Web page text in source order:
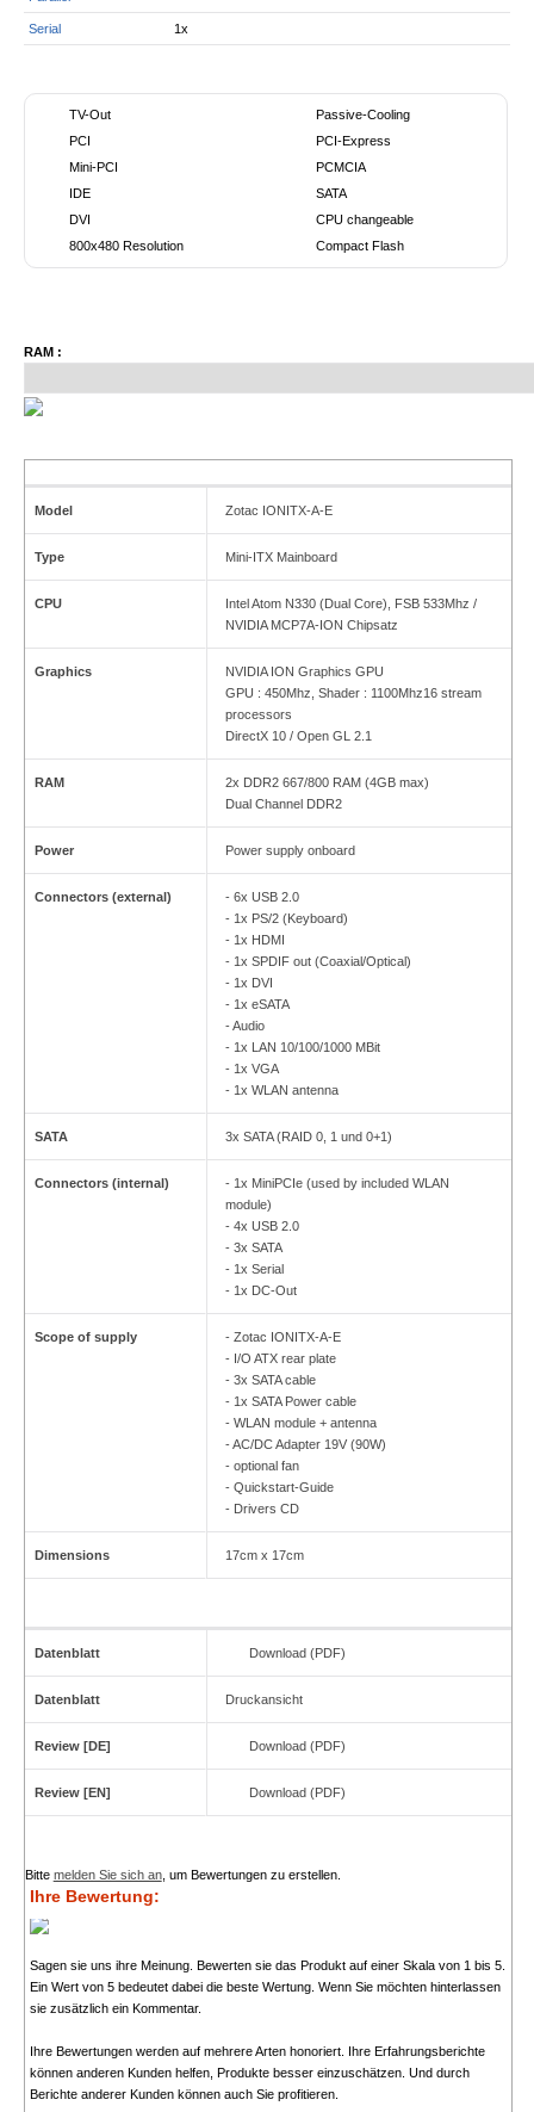
Serial 1x
TV-Out
PCI
Mini-PCI
IDE
DVI
800x480 Resolution
Passive-Cooling
PCI-Express
PCMCIA
SATA
CPU changeable
Compact Flash
RAM :
Model Zotac IONITX-A-E
Type Mini-ITX Mainboard
CPU
Intel Atom N330 (Dual Core), FSB 533Mhz /
NVIDIA MCP7A-ION Chipsatz
Graphics
NVIDIA ION Graphics GPU
GPU : 450Mhz, Shader : 1100Mhz16 stream
processors
DirectX 10 / Open GL 2.1
RAM
2x DDR2 667/800 RAM (4GB max)
Dual Channel DDR2
Power Power supply onboard
Connectors (external)
- 6x USB 2.0
- 1x PS/2 (Keyboard)
- 1x HDMI
- 1x SPDIF out (Coaxial/Optical)
- 1x DVI
- 1x eSATA
- Audio
- 1x LAN 10/100/1000 MBit
- 1x VGA
- 1x WLAN antenna
SATA 3x SATA (RAID 0, 1 und 0+1)
Connectors (internal)
- 1x MiniPCIe (used by included WLAN
module)
- 4x USB 2.0
- 3x SATA
- 1x Serial
- 1x DC-Out
Scope of supply
- Zotac IONITX-A-E
- I/O ATX rear plate
- 3x SATA cable
- 1x SATA Power cable
- WLAN module + antenna
- AC/DC Adapter 19V (90W)
- optional fan
- Quickstart-Guide
- Drivers CD
Dimensions 17cm x 17cm
Datenblatt Download (PDF)
Datenblatt Druckansicht
Review [DE] Download (PDF)
Review [EN] Download (PDF)
Bitte melden Sie sich an, um Bewertungen zu erstellen.
Ihre Bewertung:
Sagen sie uns ihre Meinung. Bewerten sie das Produkt auf einer Skala von 1 bis 5.
Ein Wert von 5 bedeutet dabei die beste Wertung. Wenn Sie möchten hinterlassen
sie zusätzlich ein Kommentar.
Ihre Bewertungen werden auf mehrere Arten honoriert. Ihre Erfahrungsberichte
können anderen Kunden helfen, Produkte besser einzuschätzen. Und durch
Berichte anderer Kunden können auch Sie profitieren.